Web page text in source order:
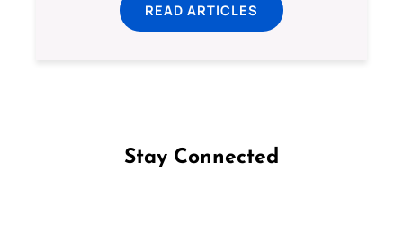
READ ARTICLES
Stay Connected